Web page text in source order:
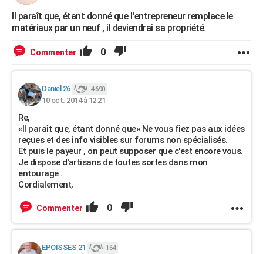
Il paraît que, étant donné que l'entrepreneur remplace le
matériaux par un neuf , il deviendrai sa propriété.
Commenter 0
Daniel 26 4 690
10 oct. 2014 à 12:21
Re,
«Il paraît que, étant donné que» Ne vous fiez pas aux idées
reçues et des info visibles sur forums non spécialisés.
Et puis le payeur , on peut supposer que c'est encore vous.
Je dispose d'artisans de toutes sortes dans mon
entourage .
Cordialement,
Commenter 0
EPOISSES 21 164